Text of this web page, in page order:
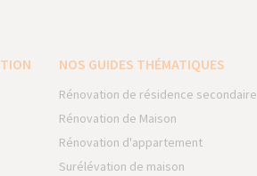
NOS GUIDES THÉMATIQUES
Rénovation de résidence secondaire
Rénovation de Maison
Rénovation d'appartement
Surélévation de maison